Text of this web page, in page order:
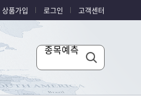
상품가입 로그인 고객센터
종목예측